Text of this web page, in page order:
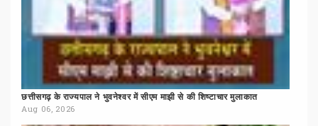
छत्तीसगढ़ के राज्यपाल ने भुवनेश्वर में सीएम माझी से की शिष्टाचार मुलाकात
Aug 06, 2026